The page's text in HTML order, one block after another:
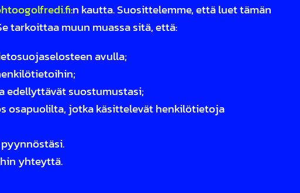
:n kautta. Suosittelemme, että luet tämän
tarkoittaa muun muassa sitä, että:
avulla;
edellyttävät suostumustasi;
osapuolilta, jotka käsittelevät henkilötietoja
yhteyttä.